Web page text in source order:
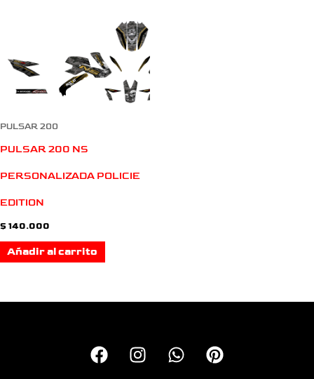
PULSAR 200
PULSAR 200 NS
PERSONALIZADA POLICIE
EDITION
$ 140.000
Añadir al carrito